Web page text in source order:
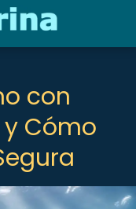
con
Cómo